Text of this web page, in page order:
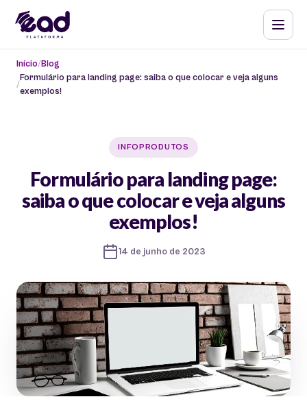
Início Blog
Formulário para landing page: saiba o que colocar e veja alguns
exemplos!
INFOPRODUTOS
Formulário para landing page:
saiba o que colocar e veja alguns
exemplos!
14 de junho de 2023